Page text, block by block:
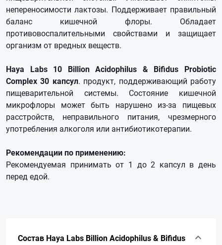
непереносимости лактозы. Поддерживает правильный
баланс кишечной флоры. Обладает
противовоспалительными свойствами и защищает
организм от вредных веществ.
Haya Labs 10 Billion Acidophilus & Bifidus Probiotic
Complex 30 капсул. продукт, поддерживающий работу
пищеварительной системы. Состояние кишечной
микрофлоры может быть нарушено из-за пищевых
расстройств, неправильного питания, чрезмерного
употребления алкоголя или антибиотикотерапии.
Рекомендации по применению:
Рекомендуемая принимать от 1 до 2 капсул в день
перед едой.
Состав Haya Labs Billion Acidophilus & Bifidus